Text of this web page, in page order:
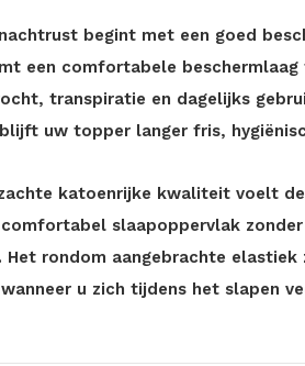
begint met een goed
een comfortabele
transpiratie en dagelijks
uw topper langer fris,
katoenrijke kwaliteit voelt
comfortabel slaapoppervlak
Het rondom aangebrachte
u zich tijdens het slapen